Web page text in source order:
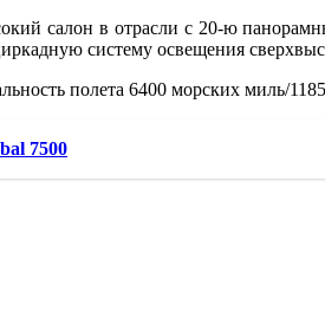
салон в отрасли с 20-ю
систему освещения
полета 6400 морских миль/
7500